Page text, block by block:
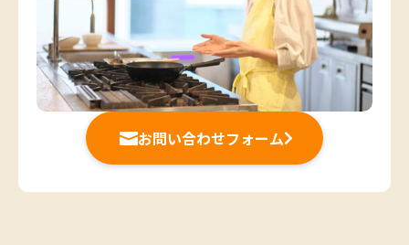
お問い合わせフォーム